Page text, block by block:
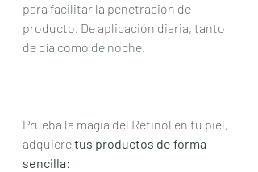
para facilitar la penetración de
producto. De aplicación diaria, tanto
de día como de noche.
Prueba la magia del Retinol en tu piel,
adquiere tus productos de forma
sencilla: